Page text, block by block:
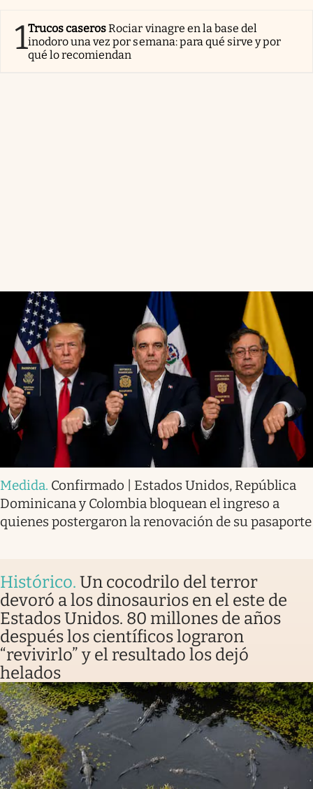
1Trucos caserosRociar vinagre en la base del
inodoro una vez por semana: para qué sirve y por
qué lo recomiendan
Medida. Confirmado | Estados Unidos, República
Dominicana y Colombia bloquean el ingreso a
quienes postergaron la renovación de su pasaporte
Histórico. Un cocodrilo del terror
devoró a los dinosaurios en el este de
Estados Unidos. 80 millones de años
después los científicos lograron
“revivirlo” y el resultado los dejó
helados